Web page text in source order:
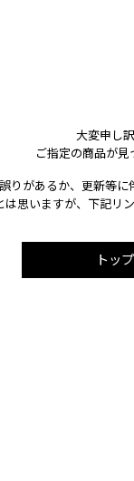
大変申し
ご指定の商品が見
りがあるか、更新等
は思いますが、下記リ
トッ